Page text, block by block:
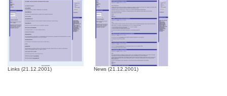
Links (21.12.2001) News (21.12.2001)